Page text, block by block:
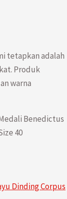
tetapkan adalah
Produk
warna
Benedictus
40
Dinding Corpus